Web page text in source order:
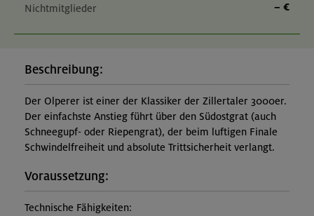
Nichtmitglieder – €
Beschreibung:
Der Olperer ist einer der Klassiker der Zillertaler 3000er.
Der einfachste Anstieg führt über den Südostgrat (auch
Schneegupf- oder Riepengrat), der beim luftigen Finale
Schwindelfreiheit und absolute Trittsicherheit verlangt.
Voraussetzung:
Technische Fähigkeiten: